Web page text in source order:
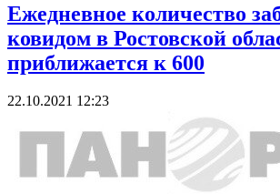
Ежедневное количество
ковидом в Ростовской
приближается к 600
22.10.2021 12:23